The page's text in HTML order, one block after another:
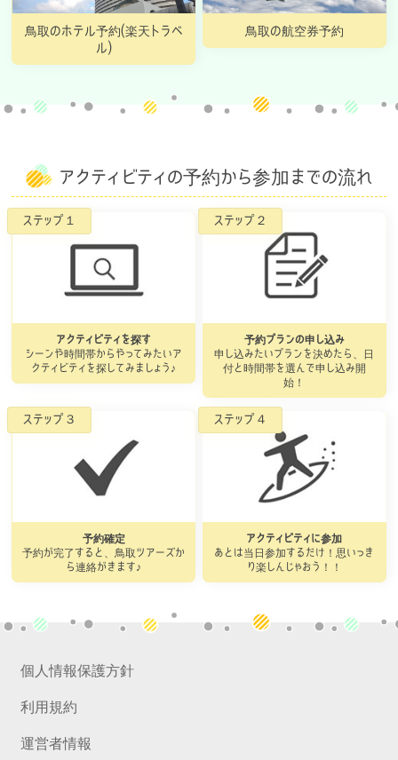
鳥取のホテル予約(楽天トラベ
ル)
鳥取の航空券予約
アクティビティの予約から参加までの流れ
アクティビティを探す
シーンや時間帯からやってみたいア
クティビティを探してみましょう♪
予約プランの申し込み
申し込みたいプランを決めたら、日
付と時間帯を選んで申し込み開
始！
予約確定
予約が完了すると、鳥取ツアーズか
ら連絡がきます♪
アクティビティに参加
あとは当日参加するだけ！思いっき
り楽しんじゃおう！！
個人情報保護方針
利用規約
運営者情報